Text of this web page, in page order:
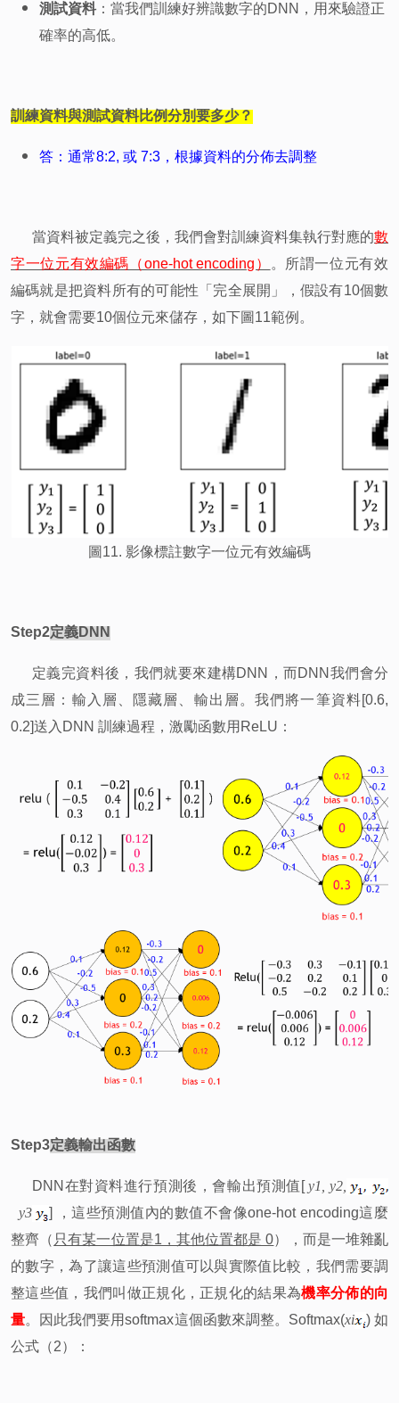
測試資料：當我們訓練好辨識數字的DNN，用來驗證正
確率的高低。
訓練資料與測試資料比例分別要多少？
答： 通常8:2, 或 7:3，根據資料的分佈去調整
當資料被定義完之後，我們會對訓練資料集執行對應的數
字一位元有效編碼（one-hot encoding）
。所謂一位元有效
編碼就是把資料所有的可能性「完全展開」，假設有10個數
字，就會需要10個位元來儲存，如下圖11範例。
圖11. 影像標註數字一位元有效編碼
Step2定義DNN
定義完資料後，我們就要來建構DNN，而DNN我們會分
成三層：輸入層、隱藏層、輸出層。我們將一筆資料[0.6,
0.2]送入DNN 訓練過程，激勵函數用ReLU：
Step3定義輸出函數
DNN 在對資料進行預測後，會輸出預測值[ y1 y2
y3 ]
，這些預測值內的數值不會像one-hot encoding這麼
整齊（ 只有某一位置是1，其他位置都是 0），而是一堆雜亂
的數字，為了讓這些預測值可以與實際值比較，我們需要調
整這些值，我們叫做正規化，正規化的結果為機率分佈的向
量。因此我們要用softmax這個函數來調整。Softmax(xi )如
公式（2）：